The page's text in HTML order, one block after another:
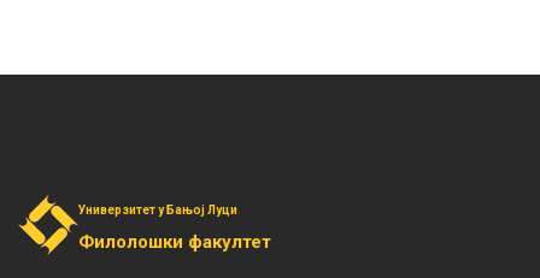
Универзитет у Бањој Луци
Филолошки факултет